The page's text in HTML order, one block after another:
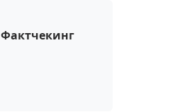
Фактчекинг